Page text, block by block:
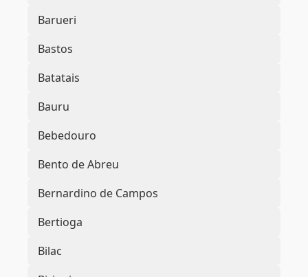
Barueri
Bastos
Batatais
Bauru
Bebedouro
Bento de Abreu
Bernardino de Campos
Bertioga
Bilac